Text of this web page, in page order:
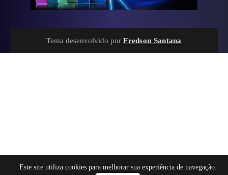
Tema desenvolvido por Fredson Santana
Este site utiliza cookies para melhorar sua experiência de navegação.